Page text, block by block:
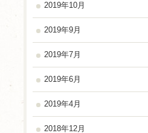
2019年10月
2019年9月
2019年7月
2019年6月
2019年4月
2018年12月